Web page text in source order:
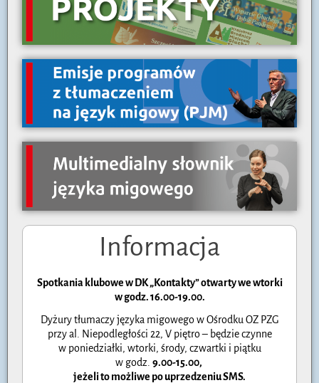
Informacja
Spotkania klubowe w DK „Kontakty” otwarty we wtorki
w godz. 16.00-19.00.
Dyżury tłumaczy języka migowego w Ośrodku OZ PZG
przy al. Niepodległości 22, V piętro – będzie czynne
w poniedziałki, wtorki, środy, czwartki i piątku
w godz. 9.00-15.00,
jeżeli to możliwe po uprzedzeniu SMS.